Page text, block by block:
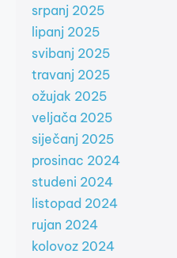
srpanj 2025
lipanj 2025
svibanj 2025
travanj 2025
ožujak 2025
veljača 2025
siječanj 2025
prosinac 2024
studeni 2024
listopad 2024
rujan 2024
kolovoz 2024